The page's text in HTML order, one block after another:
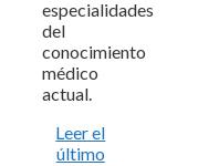
especialidades
del
conocimiento
médico
actual.
Leer el
último